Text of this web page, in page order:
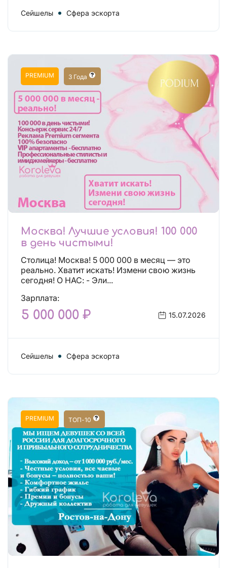
Сейшелы Сфера эскорта
PREMIUM 3 Года
Москва! Лучшие условия! 100 000
в день чистыми!
Столица! Москва! 5 000 000 в месяц — это
реально. Хватит искать! Измени свою жизнь
сегодня! О НАС: - Эли...
Зарплата:
5 000 000 ₽ 15.07.2026
Сейшелы Сфера эскорта
PREMIUM ТОП-10